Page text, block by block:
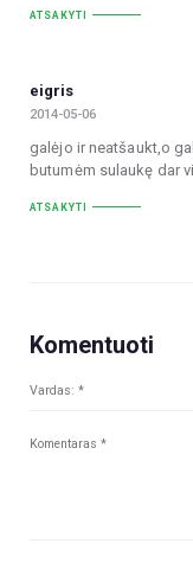
ATSAKYTI
eigris
2014-05-06
galėjo ir neatšaukt,o
butumėm sulaukę dar
ATSAKYTI
Komentuoti